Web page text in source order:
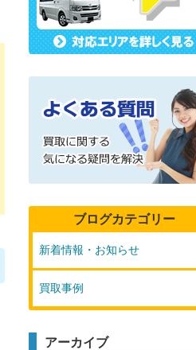
ブログカテゴリー
新着情報・お知らせ
買取事例
アーカイブ